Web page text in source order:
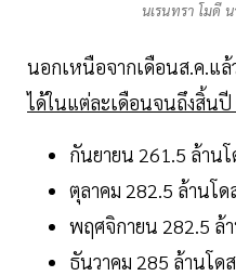
นเรนทรา โมดี
นอกเหนือจากเดือนส.ค.แล้
ได้ในแต่ละเดือนจนถึงสิ้นปี
กันยายน 261.5 ล้าน
ตุลาคม 282.5 ล้านโด
พฤศจิกายน 282.5 ล้
ธันวาคม 285 ล้านโดส